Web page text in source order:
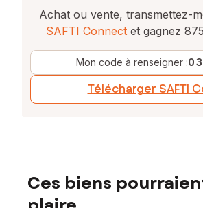
Achat ou vente, transmettez-
SAFTI Connect et gagnez
Mon code à renseigner :
Télécharger SAFTI
Ces biens